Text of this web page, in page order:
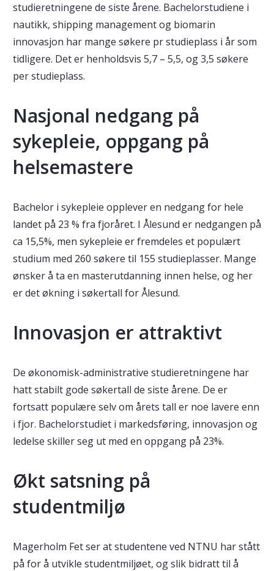
studieretningene de siste årene. Bachelorstudiene i
nautikk, shipping management og biomarin
innovasjon har mange søkere pr studieplass i år som
tidligere. Det er henholdsvis 5,7 – 5,5, og 3,5 søkere
per studieplass.
Nasjonal nedgang på
sykepleie, oppgang på
helsemastere
Bachelor i sykepleie opplever en nedgang for hele
landet på 23 % fra fjoråret. I Ålesund er nedgangen på
ca 15,5%, men sykepleie er fremdeles et populært
studium med 260 søkere til 155 studieplasser. Mange
ønsker å ta en masterutdanning innen helse, og her
er det økning i søkertall for Ålesund.
Innovasjon er attraktivt
De økonomisk-administrative studieretningene har
hatt stabilt gode søkertall de siste årene. De er
fortsatt populære selv om årets tall er noe lavere enn
i fjor. Bachelorstudiet i markedsføring, innovasjon og
ledelse skiller seg ut med en oppgang på 23%.
Økt satsning på
studentmiljø
Magerholm Fet ser at studentene ved NTNU har stått
på for å utvikle studentmiljøet, og slik bidratt til å